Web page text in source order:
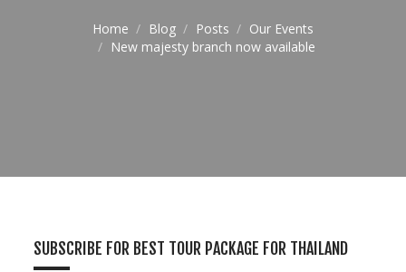
Home Blog Posts
Our Events
New majesty branch now available
SUBSCRIBE FOR BEST TOUR PACKAGE FOR THAILAND